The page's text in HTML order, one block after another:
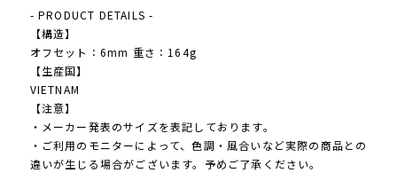
- PRODUCT DETAILS -
【構造】
オフセット：6mm 重さ：164g
【生産国】
VIETNAM
【注意】
・メーカー発表のサイズを表記しております。
・ご利用のモニターによって、色調・風合いなど実際の商品との
違いが生じる場合がございます。予めご了承ください。